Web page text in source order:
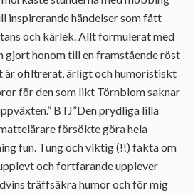
inspirerande händelser som fått
och kärlek. Allt formulerat med
gjort honom till en framstående röst
är ofiltrerat, ärligt och humoristiskt
för den som likt Törnblom saknar
BTJ”Den prydliga lilla
försökte göra hela
fun. Tung och viktig (!!) fakta om
och fortfarande upplever
träffsäkra humor och för mig